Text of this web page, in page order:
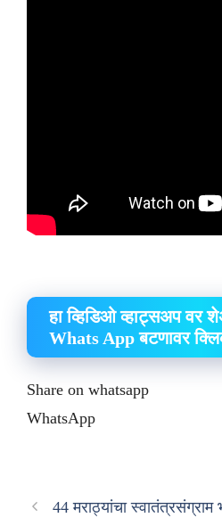
हा व्हिडिओ व्हाट्सअप वर
Whats App बटणावर
Share on whatsapp
WhatsApp
44 मराठ्यांचा स्वातंत्रसंग्राम